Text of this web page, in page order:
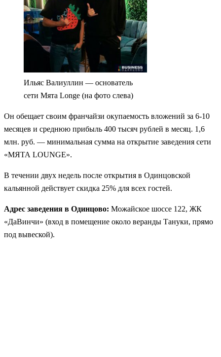
Ильяс Валиуллин — основатель
сети Мята Longe (на фото слева)
Он обещает своим франчайзи окупаемость вложений за 6-10
месяцев и среднюю прибыль 400 тысяч рублей в месяц. 1,6
млн. руб. — минимальная сумма на открытие заведения сети
«МЯТА LOUNGE».
В течении двух недель после открытия в Одинцовской
кальянной действует скидка 25% для всех гостей.
Адрес заведения в Одинцово: Можайское шоссе 122, ЖК
«ДаВинчи» (вход в помещение около веранды Тануки, прямо
под вывеской).